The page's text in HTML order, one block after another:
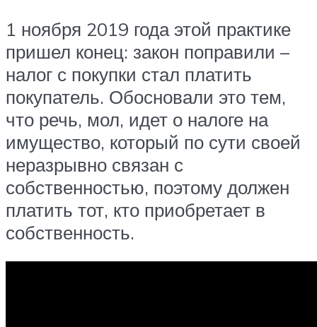
1 ноября 2019 года этой практике
пришел конец: закон поправили –
налог с покупки стал платить
покупатель. Обосновали это тем,
что речь, мол, идет о налоге на
имущество, который по сути своей
неразрывно связан с
собственностью, поэтому должен
платить тот, кто приобретает в
собственность.